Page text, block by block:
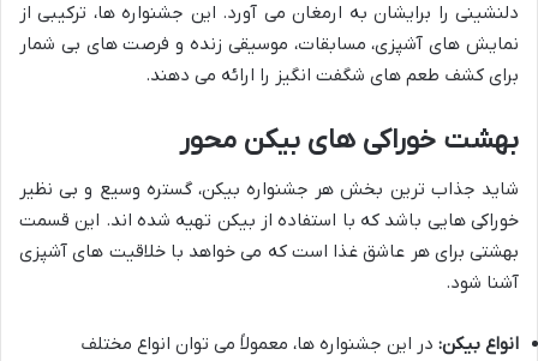
دلنشینی را برایشان به ارمغان می آورد. این جشنواره ها، ترکیبی از
نمایش های آشپزی، مسابقات، موسیقی زنده و فرصت های بی شمار
برای کشف طعم های شگفت انگیز را ارائه می دهند.
بهشت خوراکی های بیکن محور
شاید جذاب ترین بخش هر جشنواره بیکن، گستره وسیع و بی نظیر
خوراکی هایی باشد که با استفاده از بیکن تهیه شده اند. این قسمت
بهشتی برای هر عاشق غذا است که می خواهد با خلاقیت های آشپزی
آشنا شود.
انواع بیکن: در این جشنواره ها، معمولاً می توان انواع مختلف